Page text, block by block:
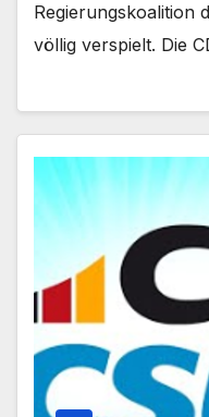
Regierungskoalition
völlig verspielt. Die